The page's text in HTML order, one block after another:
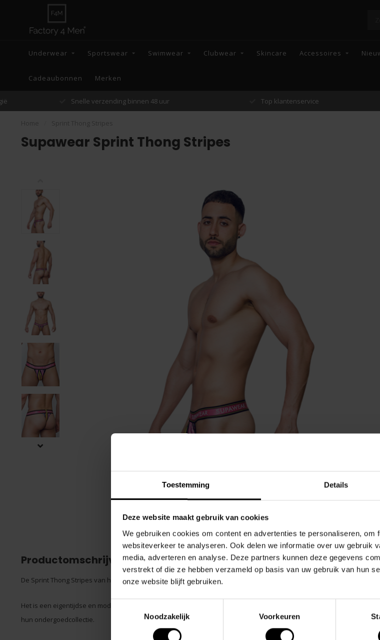
Toestemming Details
Deze website maakt gebruik van cookies
We gebruiken cookies om content en advertenties te personaliseren,
websiteverkeer te analyseren. Ook delen we informatie over uw gebruik
media, adverteren en analyse. Deze partners kunnen deze gegevens
verstrekt of die ze hebben verzameld op basis van uw gebruik van hun
onze website blijft gebruiken.
Noodzakelijk
Voorkeuren
Underwear Sportswear Swimwear Clubwear Skincare Accessoires
Cadeaubonnen Merken
Snelle verzending binnen 48 uur Top klantenservice
Supawear Sprint Thong Stripes
Productomschrijving
De Sprint Thong Stripes van het merk Supawear is een onderkledingstuk dat is ontworpen voor zowel comfort als stijl.
Het is een eigentijdse en modieuze keuze voor mensen die op zoek zijn naar een opvallend en levendig ontwerp in
hun ondergoedcollectie.